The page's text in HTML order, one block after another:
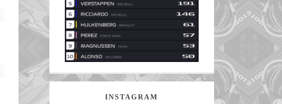
INSTAGRAM